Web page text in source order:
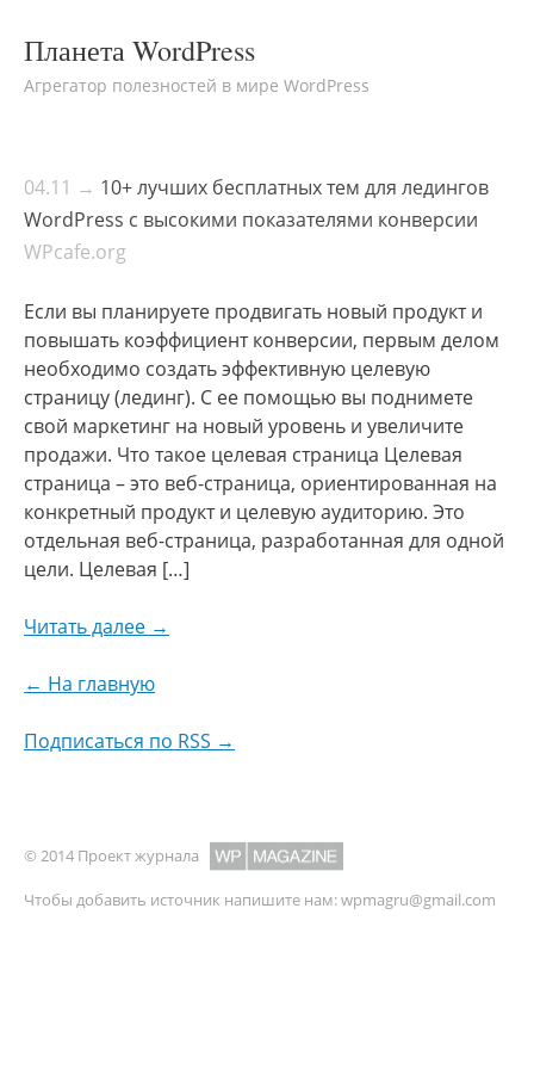
Планета WordPress
Агрегатор полезностей в мире WordPress
04.11 → 10+ лучших бесплатных тем для ледингов
WordPress с высокими показателями конверсии
WPcafe.org
Если вы планируете продвигать новый продукт и
повышать коэффициент конверсии, первым делом
необходимо создать эффективную целевую
страницу (лединг). С ее помощью вы поднимете
свой маркетинг на новый уровень и увеличите
продажи. Что такое целевая страница Целевая
страница – это веб-страница, ориентированная на
конкретный продукт и целевую аудиторию. Это
отдельная веб-страница, разработанная для одной
цели. Целевая […]
Читать далее →
← На главную
Подписаться по RSS →
© 2014 Проект журнала
Чтобы добавить источник напишите нам:wpmagru@gmail.com